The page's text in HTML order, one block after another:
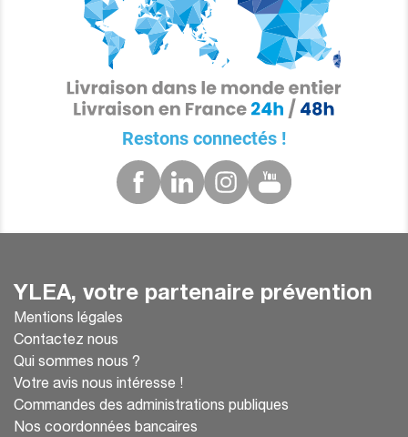
Restons connectés !
YLEA, votre partenaire prévention
Mentions légales
Contactez nous
Qui sommes nous ?
Votre avis nous intéresse !
Commandes des administrations publiques
Nos coordonnées bancaires